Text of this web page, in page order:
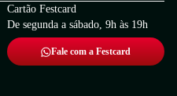
Cartão Festcard
De segunda a sábado, 9h às 19h
Fale com a Festcard